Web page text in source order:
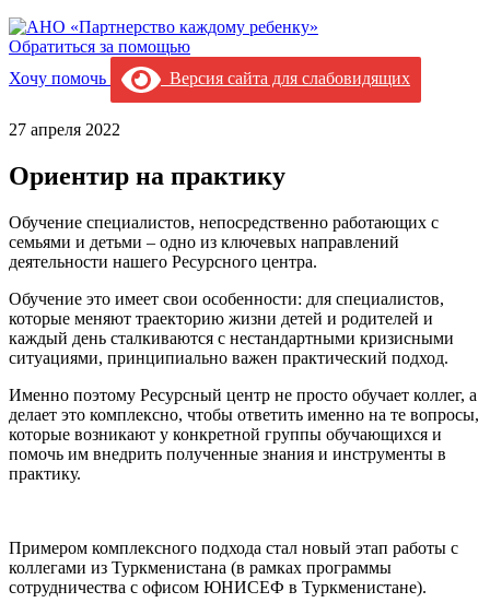
Обратиться за помощью
Хочу помочь
Версия сайта для слабовидящих
27 апреля 2022
Ориентир на практику
Обучение специалистов, непосредственно работающих с
семьями и детьми – одно из ключевых направлений
деятельности нашего Ресурсного центра.
Обучение это имеет свои особенности: для специалистов,
которые меняют траекторию жизни детей и родителей и
каждый день сталкиваются с нестандартными кризисными
ситуациями, принципиально важен практический подход.
Именно поэтому Ресурсный центр не просто обучает коллег, а
делает это комплексно, чтобы ответить именно на те вопросы,
которые возникают у конкретной группы обучающихся и
помочь им внедрить полученные знания и инструменты в
практику.
Примером комплексного подхода стал новый этап работы с
коллегами из Туркменистана (в рамках программы
сотрудничества с офисом ЮНИСЕФ в Туркменистане).